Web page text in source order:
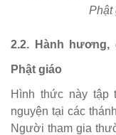
Phật
2.2. Hành
Phật giáo
Hình thức này tập
nguyện tại các
Người tham gia